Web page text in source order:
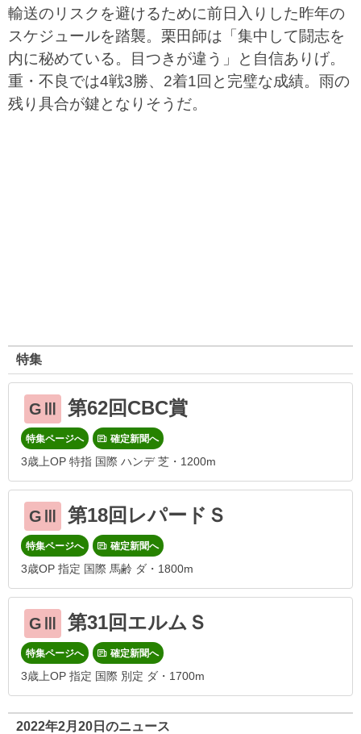
輸送のリスクを避けるために前日入りした昨年の
スケジュールを踏襲。栗田師は「集中して闘志を
内に秘めている。目つきが違う」と自信ありげ。
重・不良では4戦3勝、2着1回と完璧な成績。雨の
残り具合が鍵となりそうだ。
特集
GⅢ 第62回CBC賞
特集ページへ 確定新聞へ
3歳上OP 特指 国際 ハンデ 芝・1200m
GⅢ 第18回レパードＳ
特集ページへ 確定新聞へ
3歳OP 指定 国際 馬齢 ダ・1800m
GⅢ 第31回エルムＳ
特集ページへ 確定新聞へ
3歳上OP 指定 国際 別定 ダ・1700m
2022年2月20日のニュース